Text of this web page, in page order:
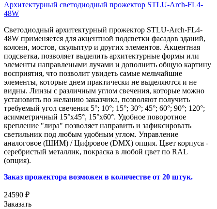
Архитектурный светодиодный прожектор STLU-Arch-FL4-
48W
Светодиодный архитектурный прожектор STLU-Arch-FL4-
48W применяется для акцентной подсветки фасадов зданий,
колонн, мостов, скульптур и других элементов. Акцентная
подсветка, позволяет выделить архитектурные формы или
элементы направлеными лучами и дополнить общую картину
восприятия, что позволит увидеть самые мельчайшие
элементы, которые днем практически не выделяются и не
видны. Линзы с различным углом свечения, которые можно
установить по желанию заказчика, позволяют получить
требуемый угол свечения 5°; 10°; 15°; 30°; 45°; 60°; 90°; 120°;
асимметричный 15°х45°, 15°х60°. Удобное поворотное
крепление "лира" позволяет направить и зафиксировать
светильник под любым удобным углом. Управление
аналоговое (ШИМ) / Цифровое (DMX) опция. Цвет корпуса -
серебристый металлик, покраска в любой цвет по RAL
(опция).
Заказ прожектора возможен в количестве от 20 штук.
24590 ₽
Заказать